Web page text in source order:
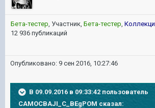
Бета-тестер, Участник, Бета-тестер,
12 936 публикаций
Опубликовано: 9 сен 2016, 10:27:46
В 09.09.2016 в 09:33:42 пользователь
CAMOCBAJI_C_BEgPOM сказал: